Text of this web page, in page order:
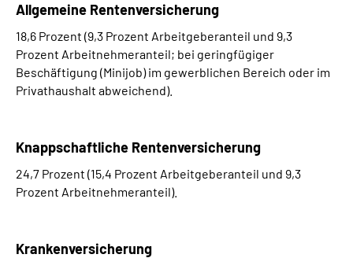
Allgemeine Rentenversicherung
18,6 Prozent (9,3 Prozent Arbeitgeberanteil und 9,3
Prozent Arbeitnehmeranteil; bei geringfügiger
Beschäftigung (Minijob) im gewerblichen Bereich oder im
Privathaushalt abweichend).
Knappschaftliche Rentenversicherung
24,7 Prozent (15,4 Prozent Arbeitgeberanteil und 9,3
Prozent Arbeitnehmeranteil).
Krankenversicherung